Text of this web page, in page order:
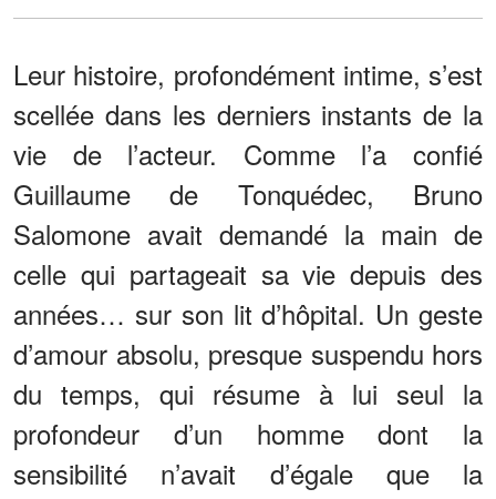
Leur histoire, profondément intime, s’est
scellée dans les derniers instants de la
vie de l’acteur. Comme l’a confié
Guillaume de Tonquédec, Bruno
Salomone avait demandé la main de
celle qui partageait sa vie depuis des
années… sur son lit d’hôpital. Un geste
d’amour absolu, presque suspendu hors
du temps, qui résume à lui seul la
profondeur d’un homme dont la
sensibilité n’avait d’égale que la